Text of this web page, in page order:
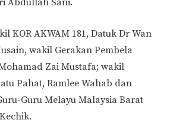
Abdullah Sani.
KOR AKWAM 181, Datuk Dr Wan
wakil Gerakan Pembela
Zai Mustafa; wakil
Pahat, Ramlee Wahab dan
Guru Melayu Malaysia Barat